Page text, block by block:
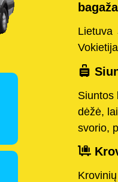
Lietuva
Siuntos
dėžė,
svorio,